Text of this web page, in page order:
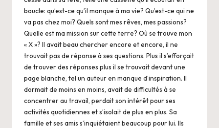
boucle: qu’est-ce qu’il manque à ma vie? Qu’est-ce qui ne
va pas chez moi? Quels sont mes rêves, mes passions?
Quelle est ma mission sur cette terre? Où se trouve mon
« X »? Il avait beau chercher encore et encore, il ne
trouvait pas de réponse à ses questions. Plus il s’efforçait
de trouver des réponses plus il se trouvait devant une
page blanche, tel un auteur en manque d’inspiration. Il
dormait de moins en moins, avait de difficultés à se
concentrer au travail, perdait son intérêt pour ses
activités quotidiennes et s’isolait de plus en plus. Sa
famille et ses amis s’inquiétaient beaucoup pour lui. Ils